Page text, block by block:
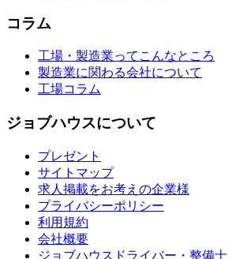
コラム
工場・製造業ってこんなところ
製造業に関わる会社について
工場コラム
ジョブハウスについて
プレゼント
サイトマップ
求人掲載をお考えの企業様
プライバシーポリシー
利用規約
会社概要
ジョブハウスドライバー・整備士